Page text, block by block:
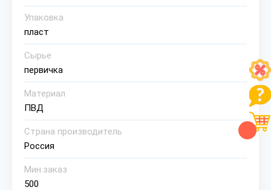
Упаковка
пласт
Сырье
первичка
Материал
ПВД
Страна производитель
Россия
Мин.заказ
500